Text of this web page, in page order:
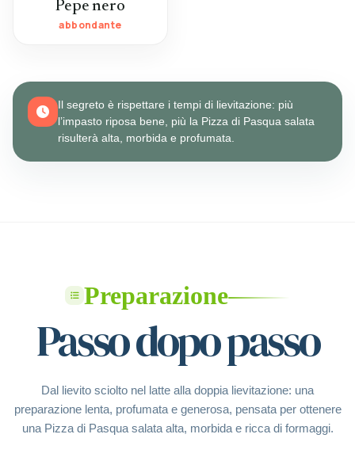
Pepe nero
abbondante
Il segreto è rispettare i tempi di lievitazione: più
l’impasto riposa bene, più la Pizza di Pasqua salata
risulterà alta, morbida e profumata.
Preparazione
Passo dopo passo
Dal lievito sciolto nel latte alla doppia lievitazione: una
preparazione lenta, profumata e generosa, pensata per ottenere
una Pizza di Pasqua salata alta, morbida e ricca di formaggi.